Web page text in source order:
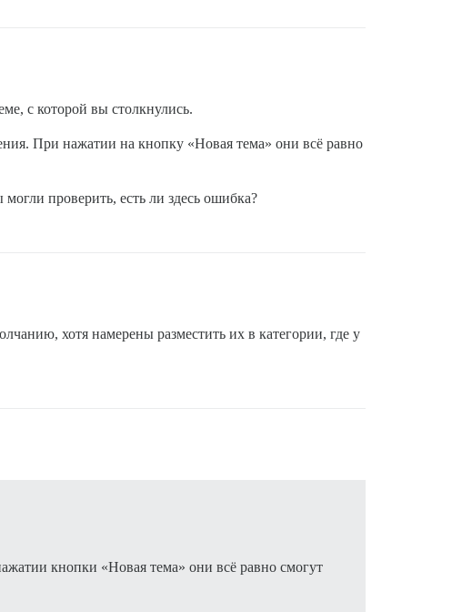
с которой вы столкнулись.
При нажатии на кнопку «Новая тема» они всё равно
проверить, есть ли здесь ошибка?
хотя намерены разместить их в категории, где у
кнопки «Новая тема» они всё равно смогут